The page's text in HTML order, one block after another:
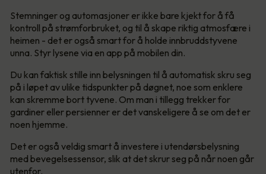
Stemninger og automasjoner er ikke bare kjekt for å få
kontroll på strømforbruket, og til å skape riktig atmosfære i
heimen - det er også smart for å holde innbruddstyvene
unna. Styr lysene via en app på mobilen din.
Du kan faktisk stille inn belysningen til å automatisk skru seg
på i løpet av ulike tidspunkter på døgnet, noe som enklere
kan skremme bort tyvene. Om man i tillegg trekker for
gardiner eller persienner er det vanskeligere å se om det er
noen hjemme.
Det er også veldig smart å investere i utendørsbelysning
med bevegelsessensor, slik at det skrur seg på når noen går
utenfor.